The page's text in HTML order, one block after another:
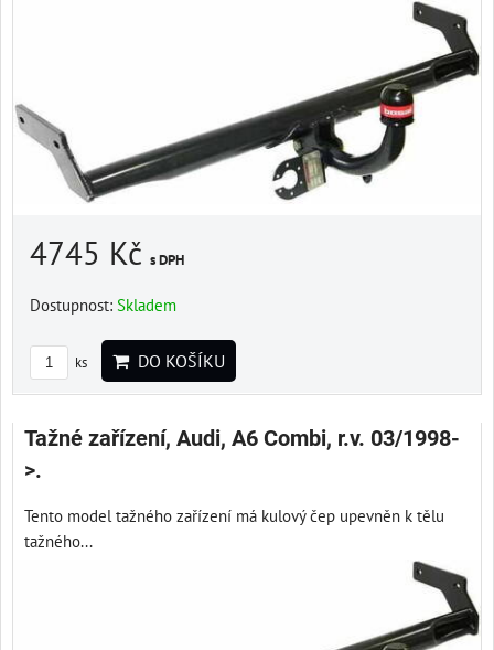
4745 Kč s DPH
Dostupnost: Skladem
ks DO KOŠÍKU
Tažné zařízení, Audi, A6 Combi, r.v. 03/1998-
>.
Tento model tažného zařízení má kulový čep upevněn k tělu
tažného...